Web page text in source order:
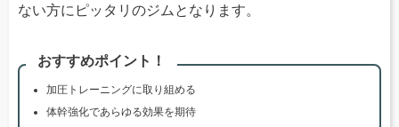
ない方にピッタリのジムとなります。
おすすめポイント！
加圧トレーニングに取り組める
体幹強化であらゆる効果を期待